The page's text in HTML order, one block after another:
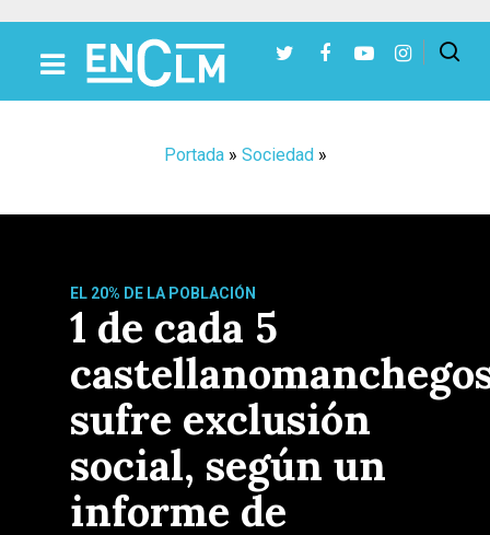
Portada» Sociedad»
EL 20% DE LA POBLACIÓN
1 de cada 5
sufre exclusión
social, según un
informe de